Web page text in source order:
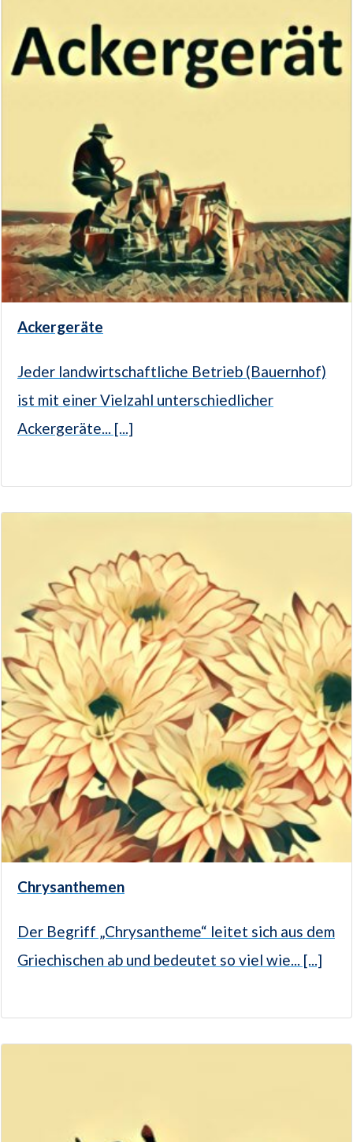
Ackergeräte
Jeder landwirtschaftliche Betrieb (Bauernhof)
ist mit einer Vielzahl unterschiedlicher
Ackergeräte... [...]
Chrysanthemen
Der Begriff „Chrysantheme“ leitet sich aus dem
Griechischen ab und bedeutet so viel wie... [...]